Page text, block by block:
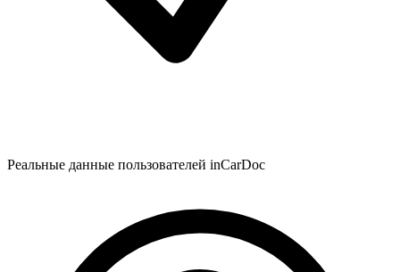
Реальные данные пользователей inCarDoc